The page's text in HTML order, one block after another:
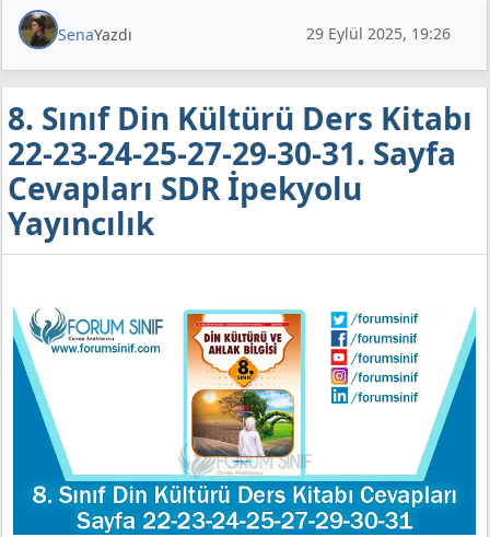
SenaYazdı 29 Eylül 2025, 19:26
8. Sınıf Din Kültürü Ders Kitabı
22-23-24-25-27-29-30-31. Sayfa
Cevapları SDR İpekyolu
Yayıncılık